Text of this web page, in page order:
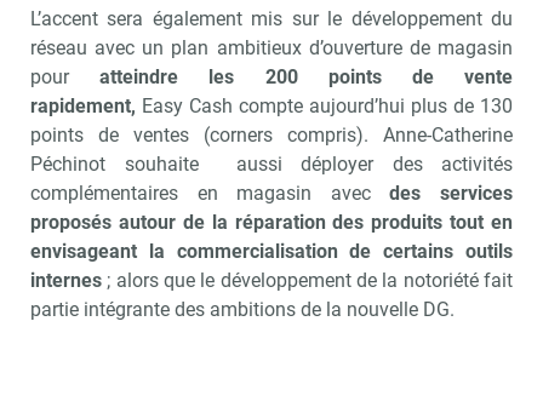
L’accent sera également mis sur le développement du
réseau avec un plan ambitieux d’ouverture de magasin
pouratteindre les 200 points de vente
rapidement, Easy Cash compte aujourd’hui plus de 130
points de ventes (corners compris). Anne-Catherine
Péchinot souhaite aussi déployer des activités
complémentaires en magasin avecdes services
proposés autour de la réparation des produits tout en
envisageant la commercialisation de certains outils
internes ; alors que le développement de la notoriété fait
partie intégrante des ambitions de la nouvelle DG.